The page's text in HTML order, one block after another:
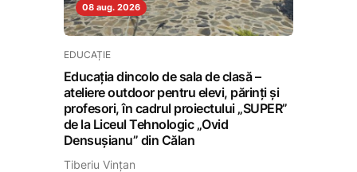
08 aug. 2026
EDUCAȚIE
Educația dincolo de sala de clasă –
ateliere outdoor pentru elevi, părinți și
profesori, în cadrul proiectului „SUPER”
de la Liceul Tehnologic „Ovid
Densușianu” din Călan
Tiberiu Vințan